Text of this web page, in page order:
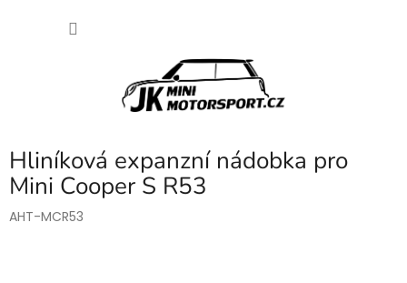
Hliníková expanzní nádobka pro
Mini Cooper S R53
AHT-MCR53